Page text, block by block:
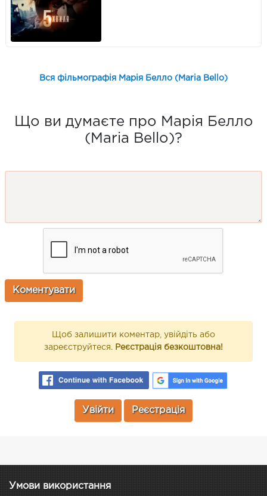
Вся фільмографія Марія Белло (Maria Bello)
Що ви думаєте про Марія Белло
(Maria Bello)?
Щоб залишити коментар, увійдіть або
зареєструйтеся. Реєстрація безкоштовна!
Увійти Реєстрація
Умови використання